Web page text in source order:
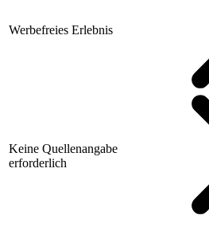
Werbefreies Erlebnis
Keine Quellenangabe
erforderlich